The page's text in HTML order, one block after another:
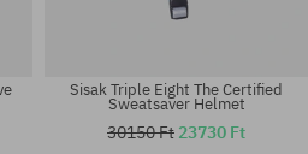
Sisak Triple Eight The Certified
Sweatsaver Helmet
30150 Ft 23730 Ft